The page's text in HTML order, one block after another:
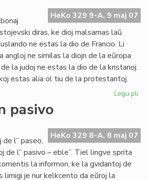
HeKo 329 9-A, 9 maj 07
diras, ke dioj malsamas laŭ
ne estas la dio de Francio. Li
angloj ne similas la diojn de la eŭropa
la judoj ne estas la dio de la kristanoj.
estas alia ol tiu de la protestantoj.
Legu pli
pasivo
HeKo 329 8-A, 8 maj 07
l” paseo,
de l” pasivo – eble”. Tiel lingve sprita
la informon, ke la gvidantoj de
limigi je nur kelkcento da eŭroj la